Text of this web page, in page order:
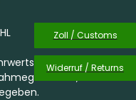
zzgl.
wenn
Zoll / Customs
Widerruf / Returns